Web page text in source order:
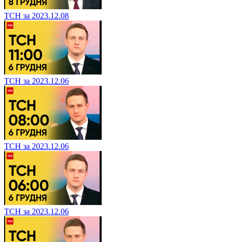
ТСН за 2023.12.08
ТСН за 2023.12.06
ТСН за 2023.12.06
ТСН за 2023.12.06